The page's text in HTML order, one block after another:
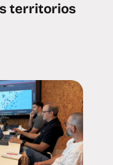
territorios